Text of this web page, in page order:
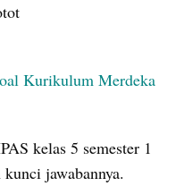
Kurikulum Merdeka
kelas 5 semester 1
jawabannya.